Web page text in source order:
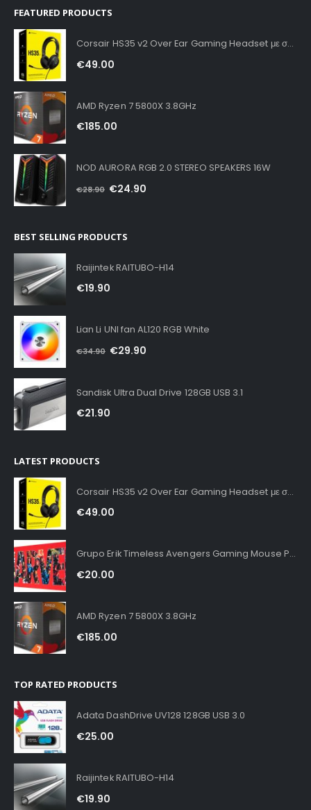
FEATURED PRODUCTS
Corsair HS35 v2 Over Ear Gaming Headset με σύνδεση 3.5mm Carbon for PC / PS4 / XBOX
€49.00
AMD Ryzen 7 5800X 3.8GHz
€185.00
NOD AURORA RGB 2.0 STEREO SPEAKERS 16W
€28.90 €24.90
BEST SELLING PRODUCTS
Raijintek RAITUBO-H14
€19.90
Lian Li UNI fan AL120 RGB White
€34.90 €29.90
Sandisk Ultra Dual Drive 128GB USB 3.1
€21.90
LATEST PRODUCTS
Corsair HS35 v2 Over Ear Gaming Headset με σύνδεση 3.5mm Carbon for PC / PS4 / XBOX
€49.00
Grupo Erik Timeless Avengers Gaming Mouse Pad XXL
€20.00
AMD Ryzen 7 5800X 3.8GHz
€185.00
TOP RATED PRODUCTS
Adata DashDrive UV128 128GB USB 3.0
€25.00
Raijintek RAITUBO-H14
€19.90